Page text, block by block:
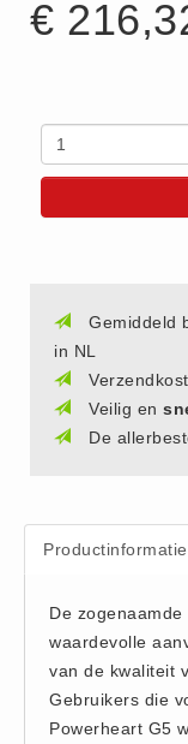
AED apparaten (11)
ACTIE
Actie (5)
AED batterijen
AED binnen -
AED elektroden
AED tassen (14)
BHV Kasten
BHV Kleding
BHV middelen
BHV kasten (0)
€
Gemiddeld
in NL
Veilig en
De
Productinformatie
De
waardevolle
van de kwaliteit
Gebruikers die
Powerheart G5